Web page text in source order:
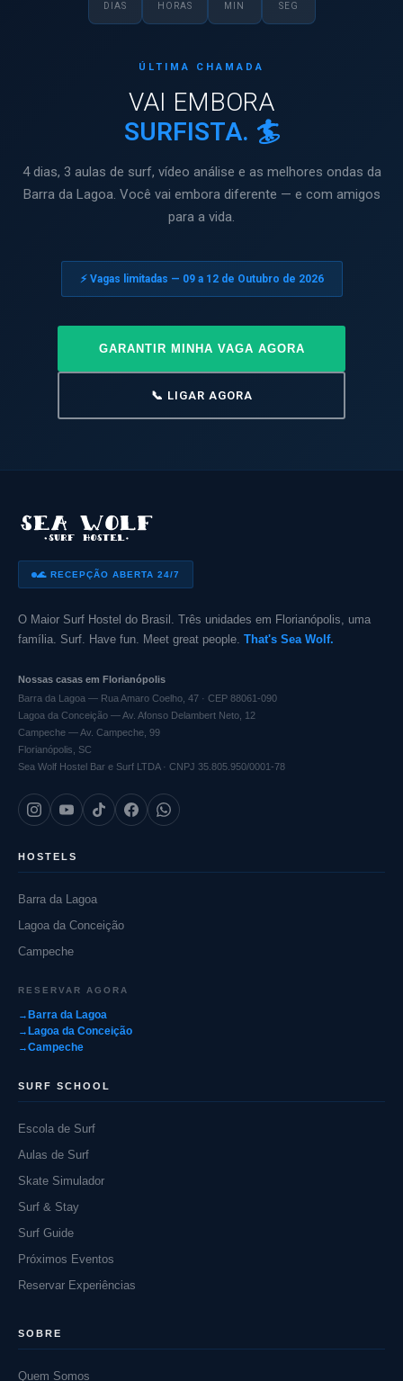
DIAS HORAS MIN SEG
ÚLTIMA CHAMADA
VAI EMBORA
SURFISTA. 🏄
4 dias, 3 aulas de surf, vídeo análise e as melhores ondas da
Barra da Lagoa. Você vai embora diferente — e com amigos
para a vida.
⚡ Vagas limitadas — 09 a 12 de Outubro de 2026
GARANTIR MINHA VAGA AGORA
📞 LIGAR AGORA
🌊 RECEPÇÃO ABERTA 24/7
O Maior Surf Hostel do Brasil. Três unidades em Florianópolis, uma
família. Surf. Have fun. Meet great people. That's Sea Wolf.
Nossas casas em Florianópolis
Barra da Lagoa — Rua Amaro Coelho, 47 · CEP 88061-090
Lagoa da Conceição — Av. Afonso Delambert Neto, 12
Campeche — Av. Campeche, 99
Florianópolis, SC
Sea Wolf Hostel Bar e Surf LTDA · CNPJ 35.805.950/0001-78
HOSTELS
Barra da Lagoa
Lagoa da Conceição
Campeche
RESERVAR AGORA
Barra da Lagoa
Lagoa da Conceição
Campeche
SURF SCHOOL
Escola de Surf
Aulas de Surf
Skate Simulador
Surf & Stay
Surf Guide
Próximos Eventos
Reservar Experiências
SOBRE
Quem Somos